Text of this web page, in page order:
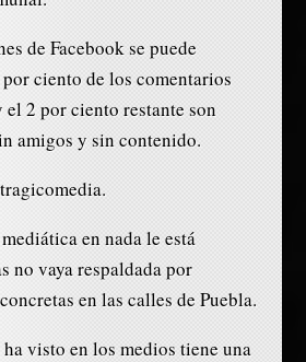
de Facebook se puede
ciento de los comentarios
el 2 por ciento restante son
amigos y sin contenido.
en nada le está
no vaya respaldada por
en las calles de Puebla.
visto en los medios tiene una